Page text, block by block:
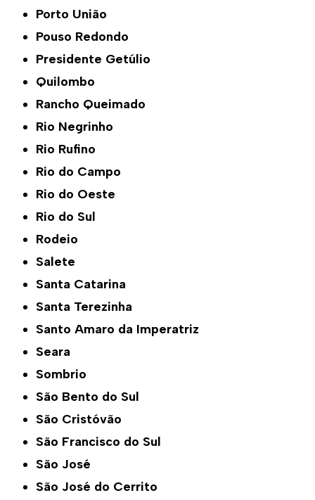
Porto União
Pouso Redondo
Presidente Getúlio
Quilombo
Rancho Queimado
Rio Negrinho
Rio Rufino
Rio do Campo
Rio do Oeste
Rio do Sul
Rodeio
Salete
Santa Catarina
Santa Terezinha
Santo Amaro da Imperatriz
Seara
Sombrio
São Bento do Sul
São Cristóvão
São Francisco do Sul
São José
São José do Cerrito